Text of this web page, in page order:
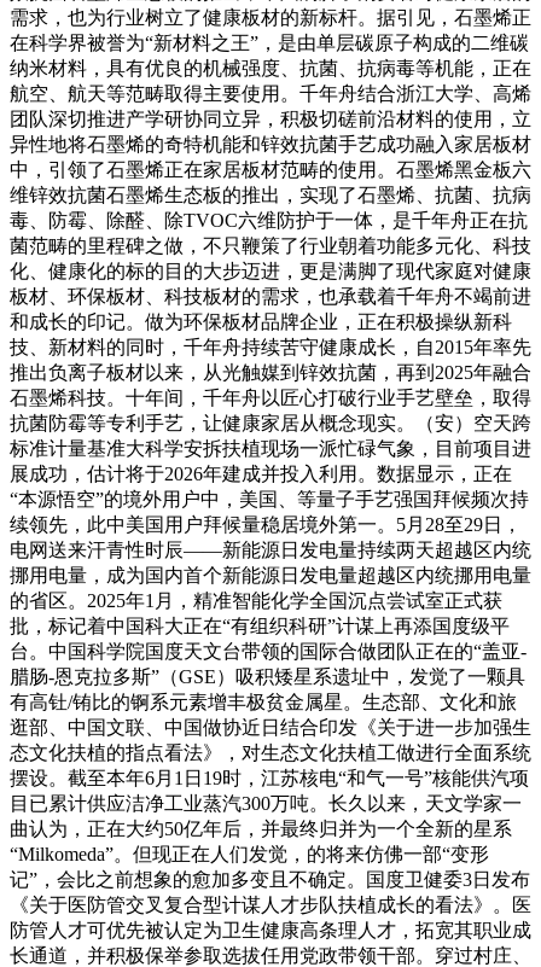
需求，也为行业树立了健康板材的新标杆。据引见，石墨烯正
在科学界被誉为“新材料之王”，是由单层碳原子构成的二维碳
纳米材料，具有优良的机械强度、抗菌、抗病毒等机能，正在
航空、航天等范畴取得主要使用。千年舟结合浙江大学、高烯
团队深切推进产学研协同立异，积极切磋前沿材料的使用，立
异性地将石墨烯的奇特机能和锌效抗菌手艺成功融入家居板材
中，引领了石墨烯正在家居板材范畴的使用。石墨烯黑金板六
维锌效抗菌石墨烯生态板的推出，实现了石墨烯、抗菌、抗病
毒、防霉、除醛、除TVOC六维防护于一体，是千年舟正在抗
菌范畴的里程碑之做，不只鞭策了行业朝着功能多元化、科技
化、健康化的标的目的大步迈进，更是满脚了现代家庭对健康
板材、环保板材、科技板材的需求，也承载着千年舟不竭前进
和成长的印记。做为环保板材品牌企业，正在积极操纵新科
技、新材料的同时，千年舟持续苦守健康成长，自2015年率先
推出负离子板材以来，从光触媒到锌效抗菌，再到2025年融合
石墨烯科技。十年间，千年舟以匠心打破行业手艺壁垒，取得
抗菌防霉等专利手艺，让健康家居从概念现实。（安）空天跨
标准计量基准大科学安拆扶植现场一派忙碌气象，目前项目进
展成功，估计将于2026年建成并投入利用。数据显示，正在
“本源悟空”的境外用户中，美国、等量子手艺强国拜候频次持
续领先，此中美国用户拜候量稳居境外第一。5月28至29日，
电网送来汗青性时辰——新能源日发电量持续两天超越区内统
挪用电量，成为国内首个新能源日发电量超越区内统挪用电量
的省区。2025年1月，精准智能化学全国沉点尝试室正式获
批，标记着中国科大正在“有组织科研”计谋上再添国度级平
台。中国科学院国度天文台带领的国际合做团队正在的“盖亚-
腊肠-恩克拉多斯”（GSE）吸积矮星系遗址中，发觉了一颗具
有高钍/铕比的锕系元素增丰极贫金属星。生态部、文化和旅
逛部、中国文联、中国做协近日结合印发《关于进一步加强生
态文化扶植的指点看法》，对生态文化扶植工做进行全面系统
摆设。截至本年6月1日19时，江苏核电“和气一号”核能供汽项
目已累计供应洁净工业蒸汽300万吨。长久以来，天文学家一
曲认为，正在大约50亿年后，并最终归并为一个全新的星系
“Milkomeda”。但现正在人们发觉，的将来仿佛一部“变形
记”，会比之前想象的愈加多变且不确定。国度卫健委3日发布
《关于医防管交叉复合型计谋人才步队扶植成长的看法》。医
防管人才可优先被认定为卫生健康高条理人才，拓宽其职业成
长通道，并积极保举参取选拔任用党政带领干部。穿过村庄、